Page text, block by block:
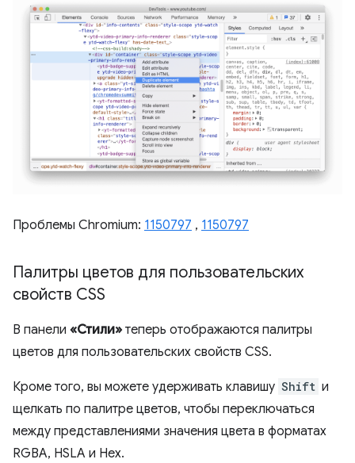
Проблемы Chromium: 1150797 , 1150797
Палитры цветов для пользовательских
свойств CSS
В панели «Стили» теперь отображаются палитры
цветов для пользовательских свойств CSS.
Кроме того, вы можете удерживать клавишу Shift и
щелкать по палитре цветов, чтобы переключаться
между представлениями значения цвета в форматах
RGBA, HSLA и Hex.